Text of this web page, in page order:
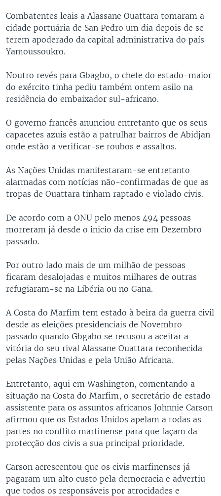
Combatentes leais a Alassane Ouattara tomaram a
cidade portuária de San Pedro um dia depois de se
terem apoderado da capital administrativa do país
Yamoussoukro.
Noutro revés para Gbagbo, o chefe do estado-maior
do exército tinha pediu também ontem asilo na
residência do embaixador sul-africano.
O governo francês anunciou entretanto que os seus
capacetes azuis estão a patrulhar bairros de Abidjan
onde estão a verificar-se roubos e assaltos.
As Nações Unidas manifestaram-se entretanto
alarmadas com notícias não-confirmadas de que as
tropas de Ouattara tinham raptado e violado civis.
De acordo com a ONU pelo menos 494 pessoas
morreram já desde o inicio da crise em Dezembro
passado.
Por outro lado mais de um milhão de pessoas
ficaram desalojadas e muitos milhares de outras
refugiaram-se na Libéria ou no Gana.
A Costa do Marfim tem estado à beira da guerra civil
desde as eleições presidenciais de Novembro
passado quando Gbgabo se recusou a aceitar a
vitória do seu rival Alassane Ouattara reconhecida
pelas Nações Unidas e pela União Africana.
Entretanto, aqui em Washington, comentando a
situação na Costa do Marfim, o secretário de estado
assistente para os assuntos africanos Johnnie Carson
afirmou que os Estados Unidos apelam a todas as
partes no conflito marfinense para que façam da
protecção dos civis a sua principal prioridade.
Carson acrescentou que os civis marfinenses já
pagaram um alto custo pela democracia e advertiu
que todos os responsáveis por atrocidades e